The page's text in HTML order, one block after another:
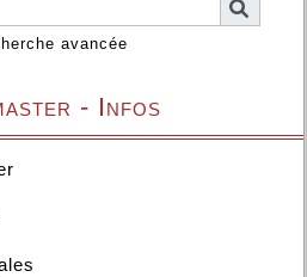
avancée
- Infos